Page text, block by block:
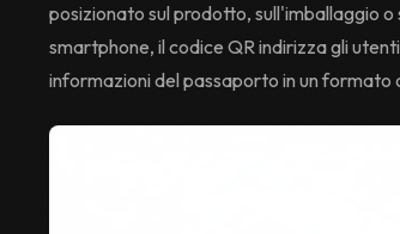
posizionato sul prodotto, sull'imballaggio
smartphone, il codice QR indirizza gli
informazioni del passaporto in un formato